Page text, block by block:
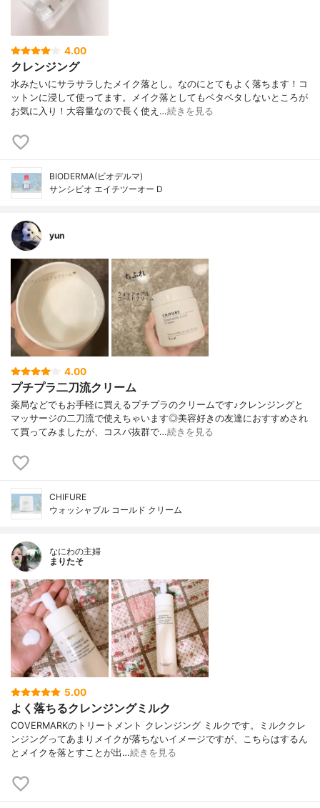
4.00
クレンジング
水みたいにサラサラしたメイク落とし。なのにとてもよく落ちます！コ
ットンに浸して使ってます。メイク落としてもベタベタしないところが
お気に入り！大容量なので長く使え…続きを見る
BIODERMA(ビオデルマ)
サンシビオ エイチツーオー D
yun
4.00
プチプラ二刀流クリーム
薬局などでもお手軽に買えるプチプラのクリームです♪クレンジングと
マッサージの二刀流で使えちゃいます◎美容好きの友達におすすめされ
て買ってみましたが、コスパ抜群で…続きを見る
CHIFURE
ウォッシャブル コールド クリーム
なにわの主婦
まりたそ
5.00
よく落ちるクレンジングミルク
COVERMARKのトリートメント クレンジング ミルクです。ミルククレ
ンジングってあまりメイクが落ちないイメージですが、こちらはするん
とメイクを落とすことが出…続きを見る